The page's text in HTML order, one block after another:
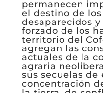
permanecen
el destino de
desaparecidos
forzado de los
territorio del
agregan las
actuales de la
agraria
sus secuelas de
concentración